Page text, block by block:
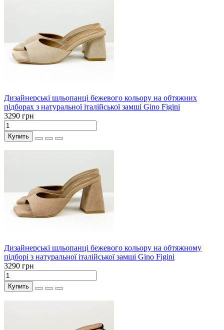
Дизайнерські шльопанці бежевого кольору на обтяжних
підборах з натуральної італійської замші Gino Figini
3290 грн
Купить
Дизайнерські шльопанці бежевого кольору на обтяжному
підборі з натуральної італійської замші Gino Figini
3290 грн
Купить